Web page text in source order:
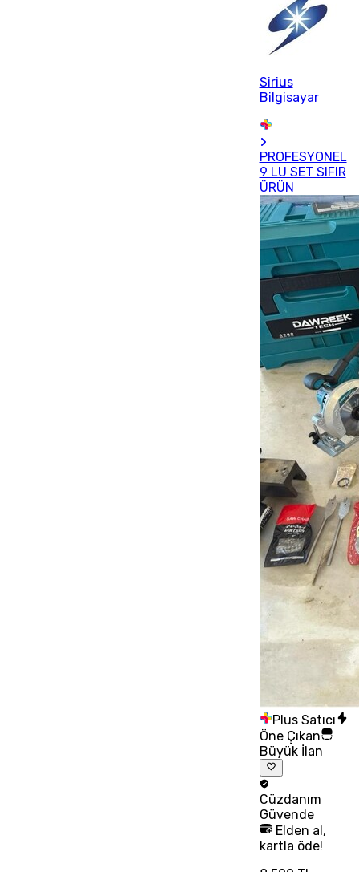
Sirius
Bilgisayar
PROFESYONEL
9 LU SET SIFIR
ÜRÜN
Plus Satıcı
Öne Çıkan
Büyük İlan
Cüzdanım
Güvende
Elden al,
kartla öde!